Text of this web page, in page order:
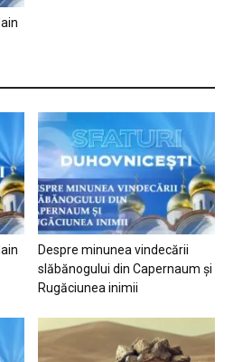
Despre minunea vindecării
slăbănogului din Capernaum și
Rugăciunea inimii